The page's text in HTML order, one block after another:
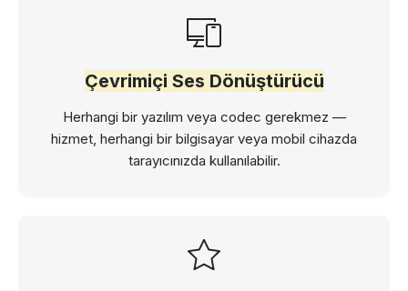
Çevrimiçi Ses Dönüştürücü
Herhangi bir yazılım veya codec gerekmez —
hizmet, herhangi bir bilgisayar veya mobil cihazda
tarayıcınızda kullanılabilir.